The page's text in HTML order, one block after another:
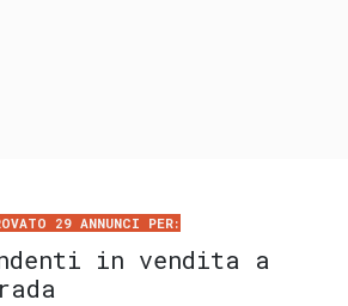
29 ANNUNCI PER:
in vendita a